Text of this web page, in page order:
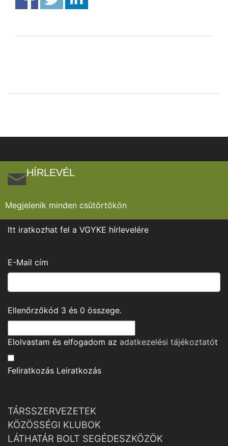
HÍRLEVÉL
Megjelenik minden csütörtökön
Itt iratkozhat fel a VGYKE hírlevelére
E-Mail cím
Ellenőrzőkód 3 és 0 összege.
Elolvastam és elfogadom az adatkezelési tájékoztatót
Feliratkozás Leiratkozás
TÁRSSZERVEZETEK
KÖZÖSSÉGI KLUBOK
LÁTHATÁR BOLT SEGÉDESZKÖZÖK